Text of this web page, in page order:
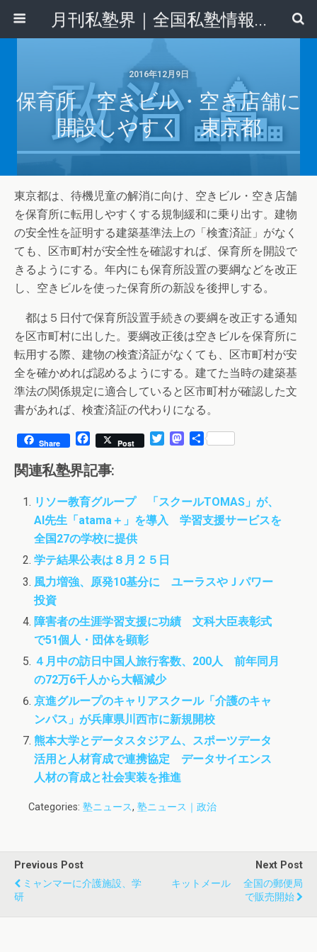
月刊私塾界｜全国私塾情報センター
2016年12月9日
保育所 空きビル・空き店舗に
開設しやすく 東京都
東京都は、待機児童の解消に向け、空きビル・空き店舗
を保育所に転用しやすくする規制緩和に乗り出す。建物
の安全性を証明する建築基準法上の「検査済証」がなく
ても、区市町村が安全性を確認すれば、保育所を開設で
きるようにする。年内にも保育所設置の要綱などを改正
し、空きビルを使った保育所の新設を後押しする。
都は５日付で保育所設置手続きの要綱を改正する通知
を区市町村に出した。要綱改正後は空きビルを保育所に
転用する際、建物の検査済証がなくても、区市町村が安
全を確かめれば認めるようにする。建てた当時の建築基
準法の関係規定に適合していると区市町村が確認した文
書があれば、検査済証の代わりになる。
Share
F
c
e
b
o
o
k
Post
t
e
r
M
o
共
関連私塾界記事:
リソー教育グループ 「スクールTOMAS」が、
AI先生「atama＋」を導入 学習支援サービスを
全国27の学校に提供
学テ結果公表は８月２５日
風力増強、原発10基分に ユーラスやＪパワー
投資
障害者の生涯学習支援に功績 文科大臣表彰式
で51個人・団体を顕彰
４月中の訪日中国人旅行客数、200人 前年同月
の72万6千人から大幅減少
京進グループのキャリアスクール「介護のキャ
ンパス」が兵庫県川西市に新規開校
熊本大学とデータスタジアム、スポーツデータ
活用と人材育成で連携協定 データサイエンス
人材の育成と社会実装を推進
Categories: 塾ニュース, 塾ニュース｜政治
Previous Post
ミャンマーに介護施設、学
研
Next Post
キットメール 全国の郵便局
で販売開始